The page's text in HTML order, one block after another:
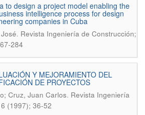
to design a project model enabling the
intelligence process for design
companies in Cuba
. Revista Ingeniería de Construcción;
284
Y MEJORAMIENTO DEL
DE PROYECTOS
Cruz, Juan Carlos. Revista Ingeniería
(1997); 36-52